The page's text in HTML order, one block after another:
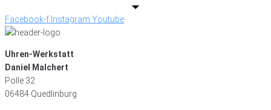
Facebook-f Instagram Youtube
Uhren-Werkstatt
Daniel Malchert
Pölle 32
06484 Quedlinburg